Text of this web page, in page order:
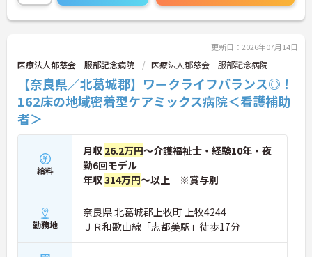
更新日：2026年07月14日
医療法人郁慈会 服部記念病院 医療法人郁慈会 服部記念病院
【奈良県／北葛城郡】ワークライフバランス◎！
162床の地域密着型ケアミックス病院＜看護補助
者＞
給料
月収 26.2万円～介護福祉士・経験10年・夜
勤6回モデル
年収314万円～以上 ※賞与別
勤務地
奈良県 北葛城郡上牧町 上牧4244
ＪＲ和歌山線「志都美駅」徒歩17分